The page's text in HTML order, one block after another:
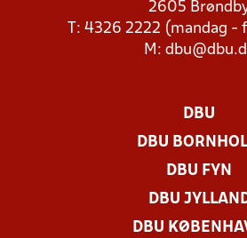
2605
T: 4326 2222 (mandag -
M:
DBU
DBU
DBU FYN
DBU
DBU